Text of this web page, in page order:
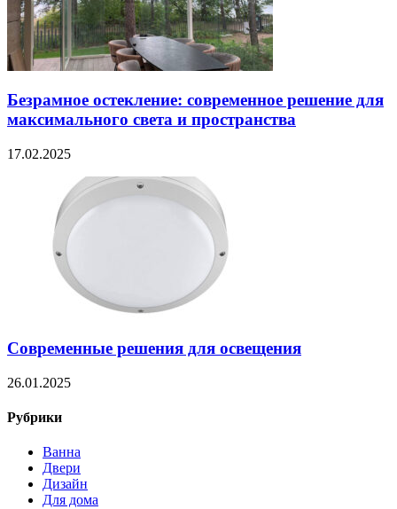
Безрамное остекление: современное решение для
максимального света и пространства
17.02.2025
Современные решения для освещения
26.01.2025
Рубрики
Ванна
Двери
Дизайн
Для дома